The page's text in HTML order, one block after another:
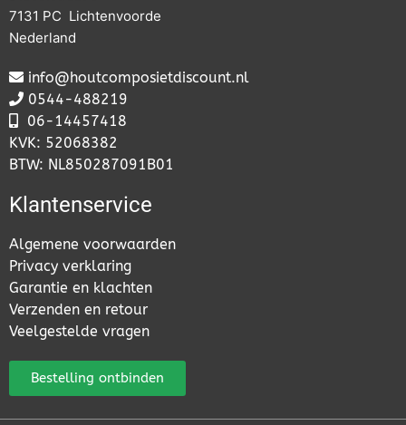
7131 PC Lichtenvoorde
Nederland
info@houtcomposietdiscount.nl
0544-488219
06- 14457418
KVK: 52068382
BTW: NL850287091B01
Klantenservice
Algemene voorwaarden
Privacy verklaring
Garantie en klachten
Verzenden en retour
Veelgestelde vragen
Bestelling ontbinden